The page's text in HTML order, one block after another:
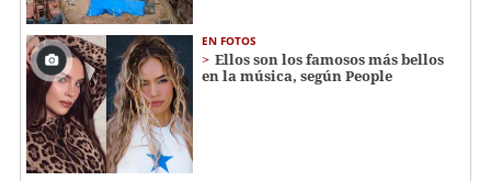
EN FOTOS
Ellos son los famosos más bellos
en la música, según People